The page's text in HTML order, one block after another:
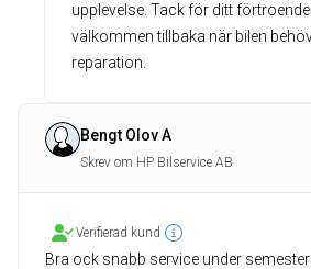
upplevelse. Tack för ditt
välkommen tillbaka när bilen
reparation.
Bengt Olov A
Skrev om HP Bilservice AB
Verifierad kund
Bra ock snabb service under